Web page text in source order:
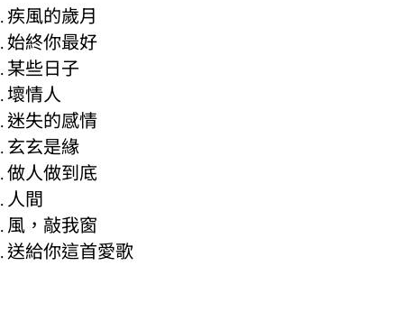
疾風的歲月
始終你最好
某些日子
壞情人
迷失的感情
玄玄是緣
做人做到底
人間
風，敲我窗
送給你這首愛歌